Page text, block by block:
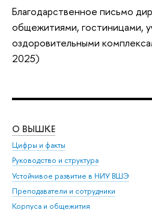
Благодарственное письмо
общежитиями, гостиницами,
оздоровительными
2025)
О ВЫШКЕ
Цифры и факты
Руководство и структура
Устойчивое развитие в НИУ ВШЭ
Преподаватели и сотрудники
Корпуса и общежития